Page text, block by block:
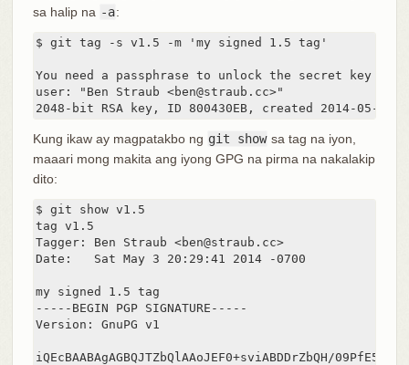
sa halip na -a:
$ git tag -s v1.5 -m 'my signed 1.5 tag'
You need a passphrase to unlock the secret key for
user: "Ben Straub <ben@straub.cc>"
2048-bit RSA key, ID 800430EB, created 2014-05-04
Kung ikaw ay magpatakbo ng git showsa tag na iyon,
maaari mong makita ang iyong GPG na pirma na nakalakip
dito:
$ git show v1.5
tag v1.5
Tagger: Ben Straub <ben@straub.cc>
Date:   Sat May 3 20:29:41 2014 -0700
my signed 1.5 tag
-----BEGIN PGP SIGNATURE-----
Version: GnuPG v1
iQEcBAABAgAGBQJTZbQlAAoJEF0+sviABDDrZbQH/